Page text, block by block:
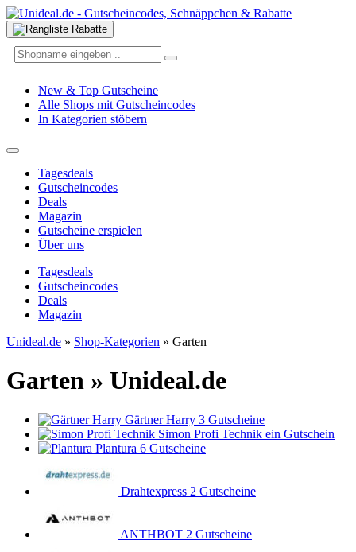
New & Top Gutscheine
Alle Shops mit Gutscheincodes
In Kategorien stöbern
Tagesdeals
Gutscheincodes
Deals
Magazin
Gutscheine erspielen
Über uns
Tagesdeals
Gutscheincodes
Deals
Magazin
Unideal.de » Shop-Kategorien » Garten
Garten » Unideal.de
Gärtner Harry 3 Gutscheine
Simon Profi Technik ein Gutschein
Plantura 6 Gutscheine
Drahtexpress 2 Gutscheine
ANTHBOT 2 Gutscheine